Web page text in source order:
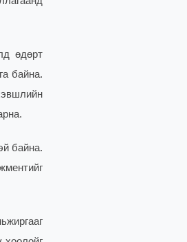
өдөрт
байна.
байна.